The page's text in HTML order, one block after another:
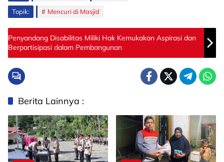
Topik: Mencuri di Masjid
Penyandang Disabilitas Miliki Hak Kemukakan Aspirasi dan
Berpartisipasi dalam Pembangunan
Berita Lainnya :